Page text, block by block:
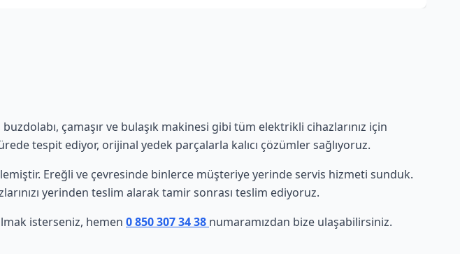
çamaşır ve bulaşık makinesi gibi tüm elektrikli cihazlarınız için
tespit ediyor, orijinal yedek parçalarla kalıcı çözümler sağlıyoruz.
Ereğli ve çevresinde binlerce müşteriye yerinde servis hizmeti sunduk.
yerinden teslim alarak tamir sonrası teslim ediyoruz.
isterseniz, hemen 0 850 307 34 38 numaramızdan bize ulaşabilirsiniz.